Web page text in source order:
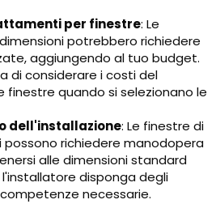
per finestre: Le
potrebbero richiedere
aggiungendo al tuo budget.
di considerare i costi del
quando si selezionano le
dell'installazione: Le finestre di
possono richiedere manodopera
alle dimensioni standard
disponga degli
necessarie.